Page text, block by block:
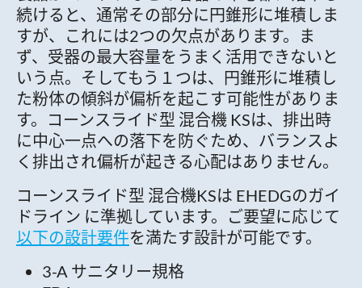
続けると、通常その部分に円錐形に堆積しま
すが、これには2つの欠点があります。ま
ず、受器の最大容量をうまく活用できないと
いう点。そしてもう１つは、円錐形に堆積し
た粉体の傾斜が偏析を起こす可能性がありま
す。コーンスライド型 混合機 KSは、排出時
に中心一点への落下を防ぐため、バランスよ
く排出され偏析が起きる心配はありません。
コーンスライド型 混合機KSは EHEDGのガイ
ドライン に準拠しています。ご要望に応じて
以下の設計要件を満たす設計が可能です。
3-A サニタリー規格